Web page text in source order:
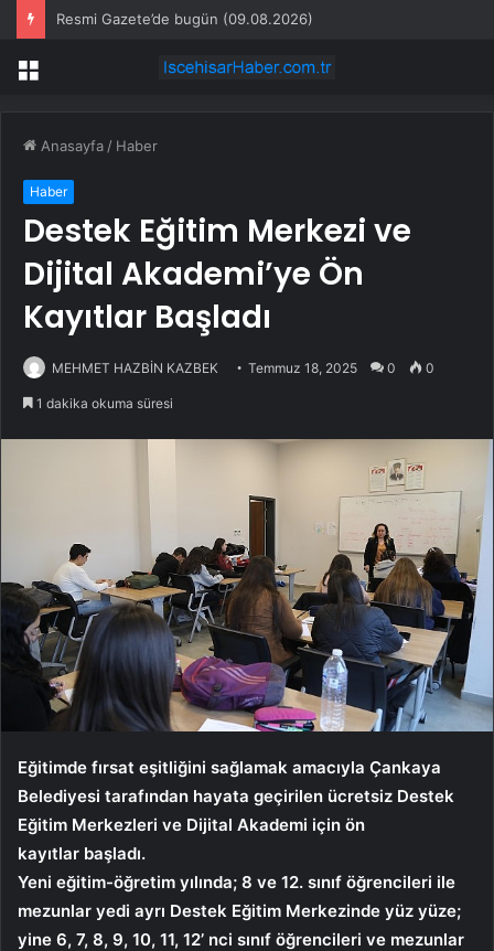
Resmi Gazete’de bugün (09.08.2026)
Menü
Anasayfa / Haber
Haber
Destek Eğitim Merkezi ve
Dijital Akademi’ye Ön
Kayıtlar Başladı
MEHMET HAZBİN KAZBEK Temmuz 18, 2025 0 0
1 dakika okuma süresi
Eğitimde fırsat eşitliğini sağlamak amacıyla Çankaya
Belediyesi tarafından hayata geçirilen ücretsiz Destek
Eğitim Merkezleri ve Dijital Akademi için ön
kayıtlar başladı.
Yeni eğitim-öğretim yılında; 8 ve 12. sınıf öğrencileri ile
mezunlar yedi ayrı Destek Eğitim Merkezinde yüz yüze;
yine 6, 7, 8, 9, 10, 11, 12’ nci sınıf öğrencileri ve mezunlar